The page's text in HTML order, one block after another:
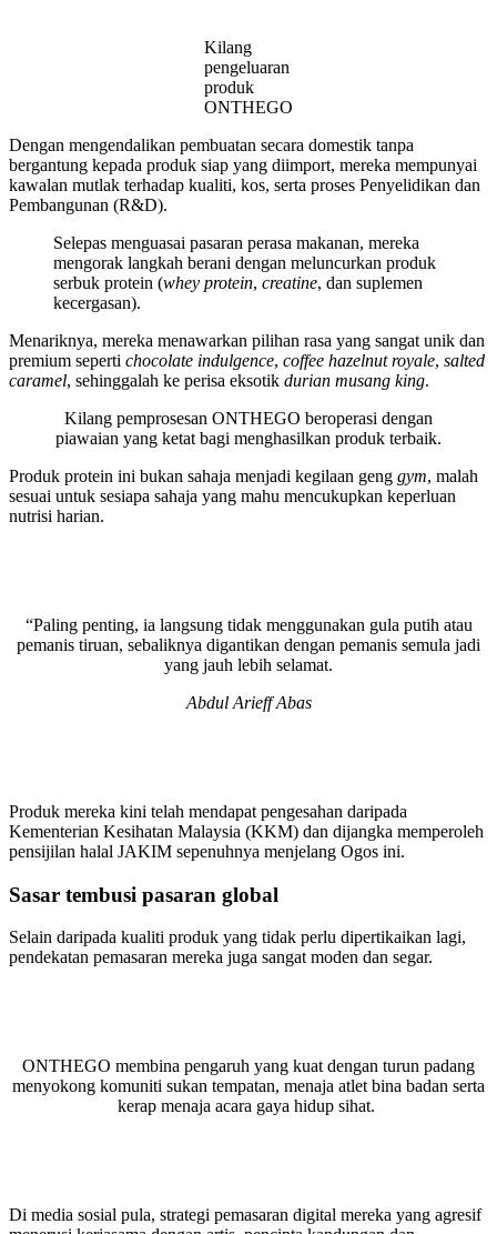
Kilang
pengeluaran
produk
ONTHEGO
Dengan mengendalikan pembuatan secara domestik tanpa
bergantung kepada produk siap yang diimport, mereka mempunyai
kawalan mutlak terhadap kualiti, kos, serta proses Penyelidikan dan
Pembangunan (R&D).
Selepas menguasai pasaran perasa makanan, mereka
mengorak langkah berani dengan meluncurkan produk
serbuk protein (whey protein, creatine, dan suplemen
kecergasan).
Menariknya, mereka menawarkan pilihan rasa yang sangat unik dan
premium seperti chocolate indulgence, coffee hazelnut royale, salted
caramel, sehinggalah ke perisa eksotik durian musang king.
Kilang pemprosesan ONTHEGO beroperasi dengan
piawaian yang ketat bagi menghasilkan produk terbaik.
Produk protein ini bukan sahaja menjadi kegilaan geng gym, malah
sesuai untuk sesiapa sahaja yang mahu mencukupkan keperluan
nutrisi harian.
“Paling penting, ia langsung tidak menggunakan gula putih atau
pemanis tiruan, sebaliknya digantikan dengan pemanis semula jadi
yang jauh lebih selamat.
Abdul Arieff Abas
Produk mereka kini telah mendapat pengesahan daripada
Kementerian Kesihatan Malaysia (KKM) dan dijangka memperoleh
pensijilan halal JAKIM sepenuhnya menjelang Ogos ini.
Sasar tembusi pasaran global
Selain daripada kualiti produk yang tidak perlu dipertikaikan lagi,
pendekatan pemasaran mereka juga sangat moden dan segar.
ONTHEGO membina pengaruh yang kuat dengan turun padang
menyokong komuniti sukan tempatan, menaja atlet bina badan serta
kerap menaja acara gaya hidup sihat.
Di media sosial pula, strategi pemasaran digital mereka yang agresif